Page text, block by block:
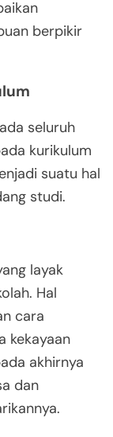
berpikir
seluruh
kurikulum
suatu hal
studi.
layak
Hal
cara
kekayaan
akhirnya
dan